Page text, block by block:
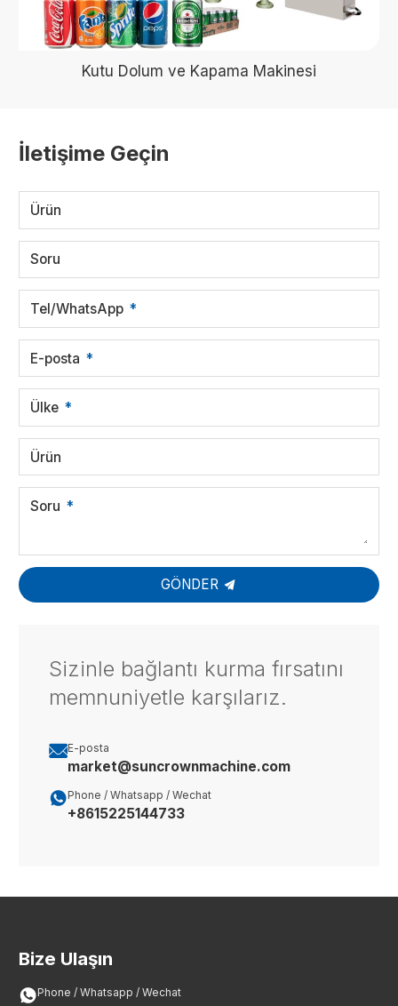
Kutu Dolum ve Kapama Makinesi
İletişime Geçin
Ürün
Soru
Tel/WhatsApp
E-posta
Ülke
Ürün
Soru
GÖNDER
Sizinle bağlantı kurma fırsatını
memnuniyetle karşılarız.
E-posta
market@suncrownmachine.com
Phone / Whatsapp / Wechat
+8615225144733
Bize Ulaşın
Phone / Whatsapp / Wechat